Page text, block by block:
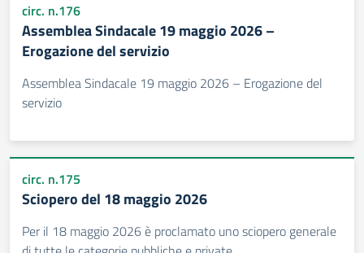
circ. n.176
Assemblea Sindacale 19 maggio 2026 –
Erogazione del servizio
Assemblea Sindacale 19 maggio 2026 – Erogazione del
servizio
circ. n.175
Sciopero del 18 maggio 2026
Per il 18 maggio 2026 è proclamato uno sciopero generale